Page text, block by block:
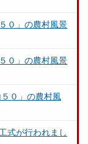
０」の農村風景
０」の農村風景
０」の農村風
式が行われまし